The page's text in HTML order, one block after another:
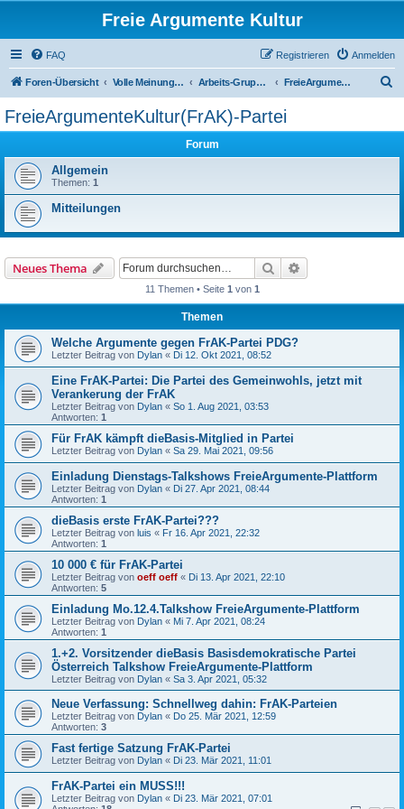
Freie Argumente Kultur
FAQ Anmelden
Registrieren
Foren-Übersicht Volle Meinungs-Freiheit mit 'Vorhang-System' -- frei dosierter Zugang zu allen Inhalten und AGs Arbeits-Gruppen AGs FreieArgumenteKultur(FrAK)-Partei
FreieArgumenteKultur(FrAK)-Partei
Forum
Allgemein
Themen: 1
Mitteilungen
Neues Thema Suche
11 Themen • Seite 1 von 1
Themen
Welche Argumente gegen FrAK-Partei PDG?
Letzter Beitrag von Dylan « Di 12. Okt 2021, 08:52
Eine FrAK-Partei: Die Partei des Gemeinwohls, jetzt mit
Verankerung der FrAK
Letzter Beitrag von Dylan « So 1. Aug 2021, 03:53
Antworten: 1
Für FrAK kämpft dieBasis-Mitglied in Partei
Letzter Beitrag von Dylan « Sa 29. Mai 2021, 09:56
Einladung Dienstags-Talkshows FreieArgumente-Plattform
Letzter Beitrag von Dylan « Di 27. Apr 2021, 08:44
Antworten: 1
dieBasis erste FrAK-Partei???
Letzter Beitrag von luis « Fr 16. Apr 2021, 22:32
Antworten: 1
10 000 € für FrAK-Partei
Letzter Beitrag von oeff oeff « Di 13. Apr 2021, 22:10
Antworten: 5
Einladung Mo.12.4.Talkshow FreieArgumente-Plattform
Letzter Beitrag von Dylan « Mi 7. Apr 2021, 08:24
Antworten: 1
1.+2. Vorsitzender dieBasis Basisdemokratische Partei
Österreich Talkshow FreieArgumente-Plattform
Letzter Beitrag von Dylan « Sa 3. Apr 2021, 05:32
Neue Verfassung: Schnellweg dahin: FrAK-Parteien
Letzter Beitrag von Dylan « Do 25. Mär 2021, 12:59
Antworten: 3
Fast fertige Satzung FrAK-Partei
Letzter Beitrag von Dylan « Di 23. Mär 2021, 11:01
FrAK-Partei ein MUSS!!!
Letzter Beitrag von Dylan « Di 23. Mär 2021, 07:01